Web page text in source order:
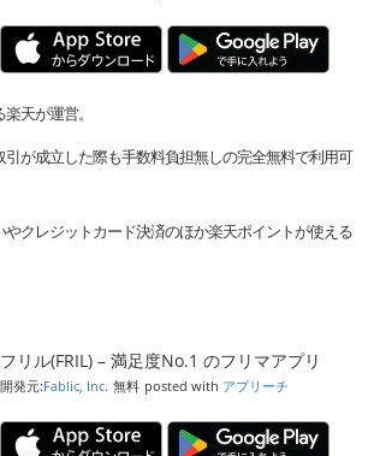
天が運営。
が成立した際も手数料負担無しの完全無料で利用可
クレジットカード決済のほか楽天ポイントが使える
フリル(FRIL) – 満足度No.1 のフリマアプリ
開発元:Fablic, Inc. 無料 posted with アプリーチ